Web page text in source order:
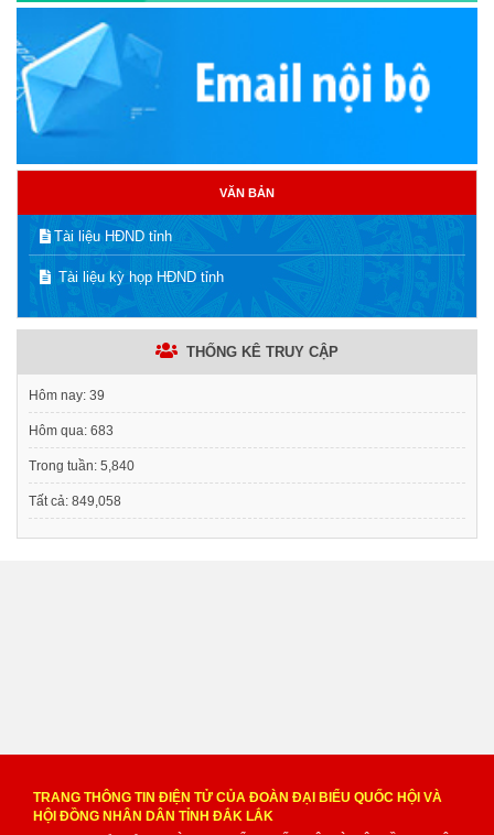
VĂN BẢN
Tài liệu HĐND tỉnh
Tài liệu kỳ họp HĐND tỉnh
THỐNG KÊ TRUY CẬP
Hôm nay: 39
Hôm qua: 683
Trong tuần: 5,840
Tất cả: 849,058
TRANG THÔNG TIN ĐIỆN TỬ CỦA ĐOÀN ĐẠI BIỂU QUỐC HỘI VÀ
HỘI ĐỒNG NHÂN DÂN TỈNH ĐẮK LẮK